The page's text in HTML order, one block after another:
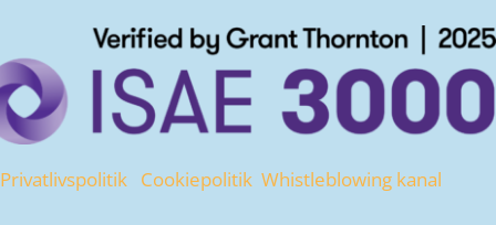
Privatlivspolitik Cookiepolitik Whistleblowing kanal